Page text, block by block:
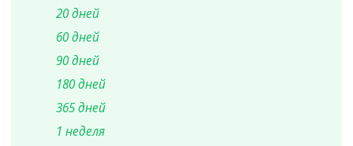
20 дней
60 дней
90 дней
180 дней
365 дней
1 неделя